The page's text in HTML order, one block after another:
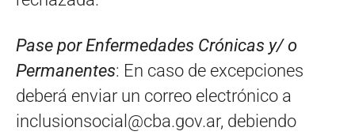
Pase por Enfermedades Crónicas y/ o
Permanentes: En caso de excepciones
deberá enviar un correo electrónico a
inclusionsocial@cba.gov.ar, debiendo